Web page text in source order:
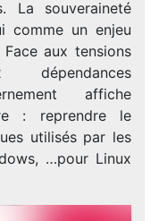
La souveraineté
comme un enjeu
aux tensions
affiche
: reprendre le
utilisés par les
…pour Linux